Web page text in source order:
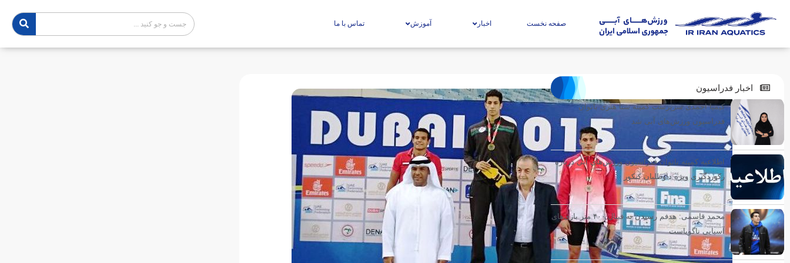
صفحه نخست اخبار آموزش تماس با ما
اخبار فدراسیون
کیمیا احمدی سرپرست کمیته شنا هنری بانوان
فدراسیون ورزش‌های آبی شد
اطلاعیه کمیته بانوان فدراسیون ورزش‌های آبی درباره
رکوردگیری ویژه داوطلبان کنکور
محمد قاسمی: هدفم رسیدن به فینال ۴۰۰ متر بازی‌های
آسیایی ناگویاست